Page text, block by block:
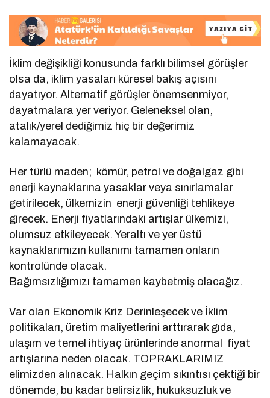
İklim değişikliği konusunda farklı bilimsel görüşler
olsa da, iklim yasaları küresel bakış açısını
dayatıyor. Alternatif görüşler önemsenmiyor,
dayatmalara yer veriyor. Geleneksel olan,
atalık/yerel dediğimiz hiç bir değerimiz
kalamayacak.
Her türlü maden; kömür, petrol ve doğalgaz gibi
enerji kaynaklarına yasaklar veya sınırlamalar
getirilecek, ülkemizin enerji güvenliği tehlikeye
girecek. Enerji fiyatlarındaki artışlar ülkemizi,
olumsuz etkileyecek. Yeraltı ve yer üstü
kaynaklarımızın kullanımı tamamen onların
kontrolünde olacak.
Bağımsızlığımızı tamamen kaybetmiş olacağız.
Var olan Ekonomik Kriz Derinleşecek ve İklim
politikaları, üretim maliyetlerini arttırarak gıda,
ulaşım ve temel ihtiyaç ürünlerinde anormal fiyat
artışlarına neden olacak. TOPRAKLARIMIZ
elimizden alınacak. Halkın geçim sıkıntısı çektiği bir
dönemde, bu kadar belirsizlik, hukuksuzluk ve